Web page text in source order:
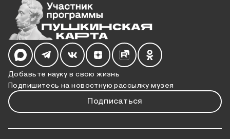
Добавьте науку в свою жизнь
Подпишитесь на новостную рассылку музея
Подписаться
Мы в социальных сетях